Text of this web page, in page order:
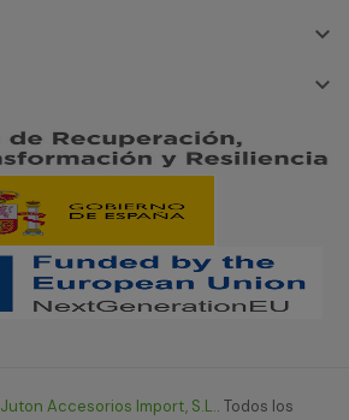


Juton Accesorios Import, S.L.. Todos los